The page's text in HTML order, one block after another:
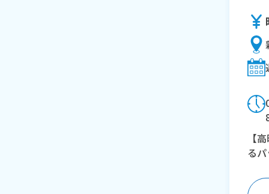
【
る